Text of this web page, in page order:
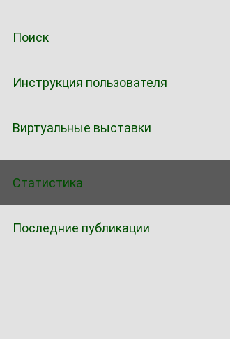
Поиск
Инструкция пользователя
Виртуальные выставки
Статистика
Последние публикации